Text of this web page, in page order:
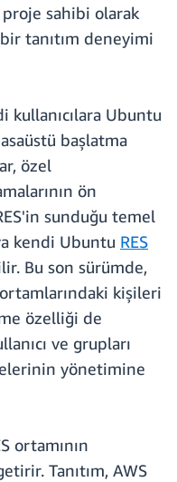
proje sahibi olarak
tanıtım deneyimi
kullanıcılara Ubuntu
başlatma
özel
ön
sunduğu temel
kendi Ubuntu RES
Bu son sürümde,
kişileri
özelliği de
ve grupları
yönetimine
ortamının
Tanıtım, AWS